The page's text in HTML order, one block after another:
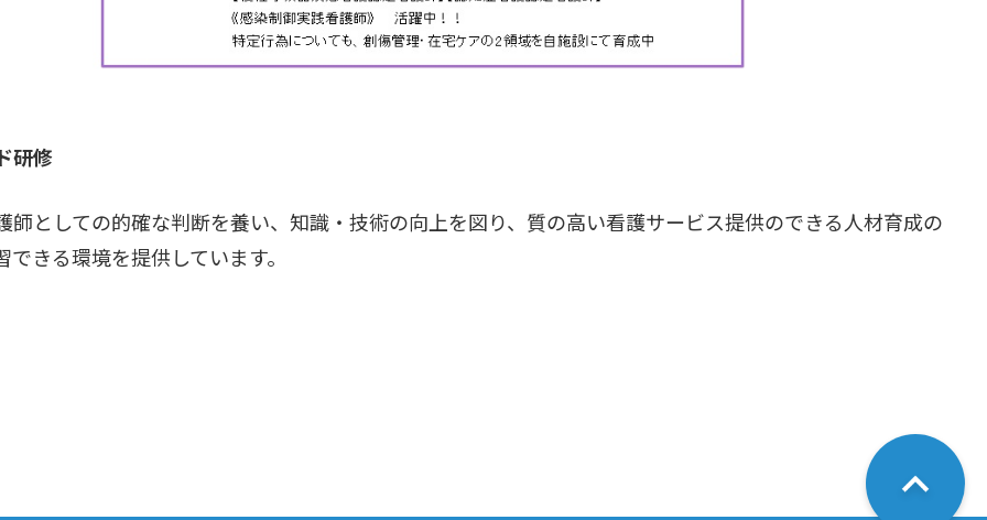
研修
師としての的確な判断を養い、知識・技術の向上を図り、質の高い看護サービス提供のできる人材育成の
できる環境を提供しています。